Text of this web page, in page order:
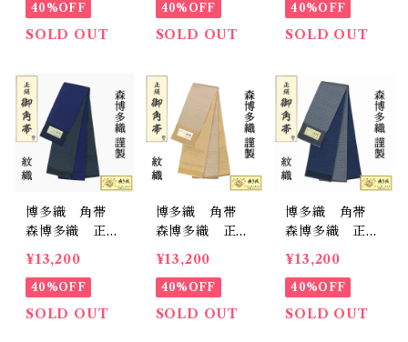
ーシブル 男
帯 和装
40%OFF
SOLD OUT
ーシブル 男
帯 和装
40%OFF
SOLD OUT
ーシブル 男
帯 和装
40%OFF
SOLD OUT
博多織 角帯
森博多織 正
絹 日本製 籠
目 紋織 リバ
ーシブル 男
帯 和装
¥13,200
40%OFF
SOLD OUT
博多織 角帯
森博多織 正
絹 日本製 籠
目 紋織 リバ
ーシブル 男
帯 和装
¥13,200
40%OFF
SOLD OUT
博多織 角帯
森博多織 正
絹 日本製 籠
目 紋織 リバ
ーシブル 男
帯 和装
¥13,200
40%OFF
SOLD OUT